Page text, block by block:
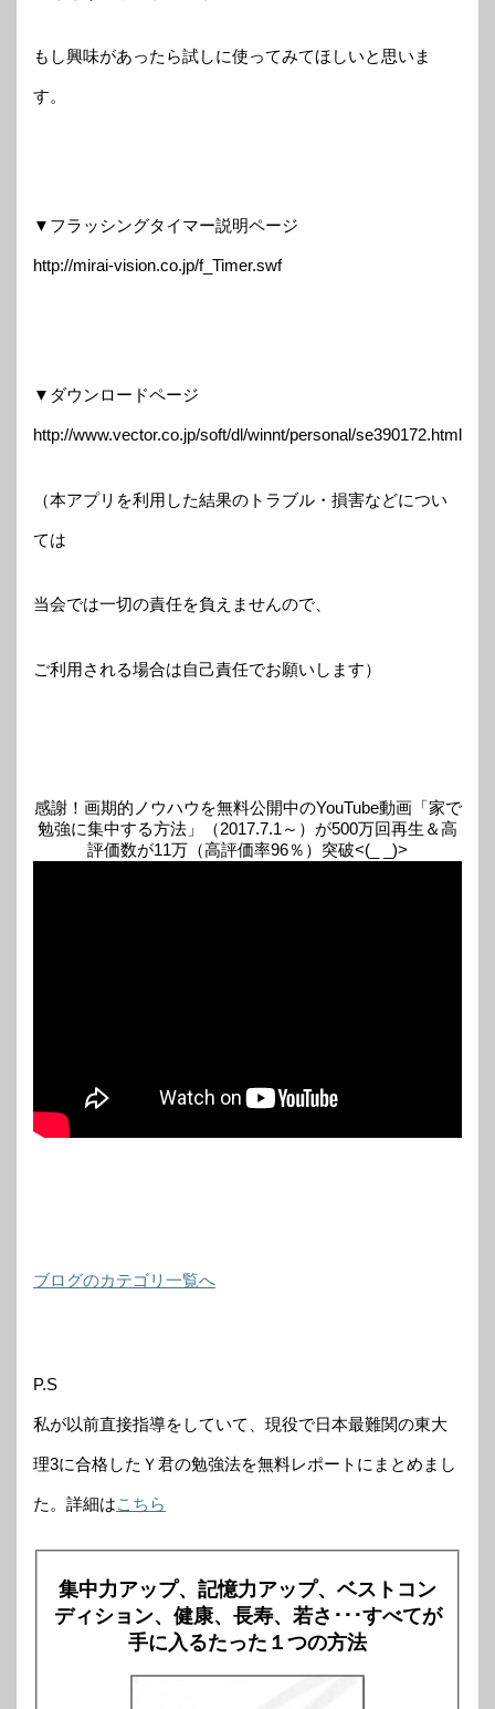
もし興味があったら試しに使ってみてほしいと思いま
す。
▼フラッシングタイマー説明ページ
http://mirai-vision.co.jp/f_Timer.swf
▼ダウンロードページ
http://www.vector.co.jp/soft/dl/winnt/personal/se390172.html
（本アプリを利用した結果のトラブル・損害などについ
ては
当会では一切の責任を負えませんので、
ご利用される場合は自己責任でお願いします）
感謝！画期的ノウハウを無料公開中のYouTube動画「家で
勉強に集中する方法」（2017.7.1～）が500万回再生＆高
評価数が11万（高評価率96％）突破<(_ _)>
ブログのカテゴリ一覧へ
P.S
私が以前直接指導をしていて、現役で日本最難関の東大
理3に合格したＹ君の勉強法を無料レポートにまとめまし
た。詳細はこちら
集中力アップ、記憶力アップ、ベストコン
ディション、健康、長寿、若さ･･･すべてが
手に入るたった１つの方法